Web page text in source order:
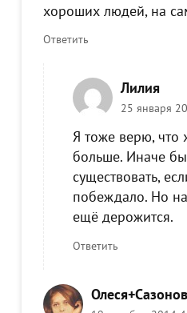
хороших людей, на
Ответить
Лилия
25 января
Я тоже верю,
больше. Иначе
существовать,
побеждало. Но
ещё дерожится.
Ответить